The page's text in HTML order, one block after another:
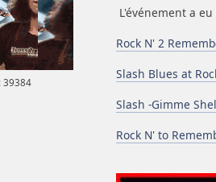
39384
L'événement a
Rock N' 2
Slash Blues at
Slash -Gimme
Rock N' to